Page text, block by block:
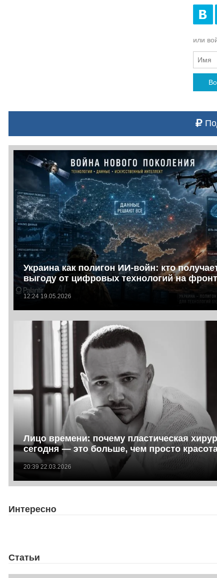
или
Украина как полигон ИИ-войн: кто
выгоду от цифровых технологий на
12:24 19.05.2026
Лицо времени: почему пластическая
сегодня — это больше, чем просто
20:39 22.03.2026
Интересно
Статьи